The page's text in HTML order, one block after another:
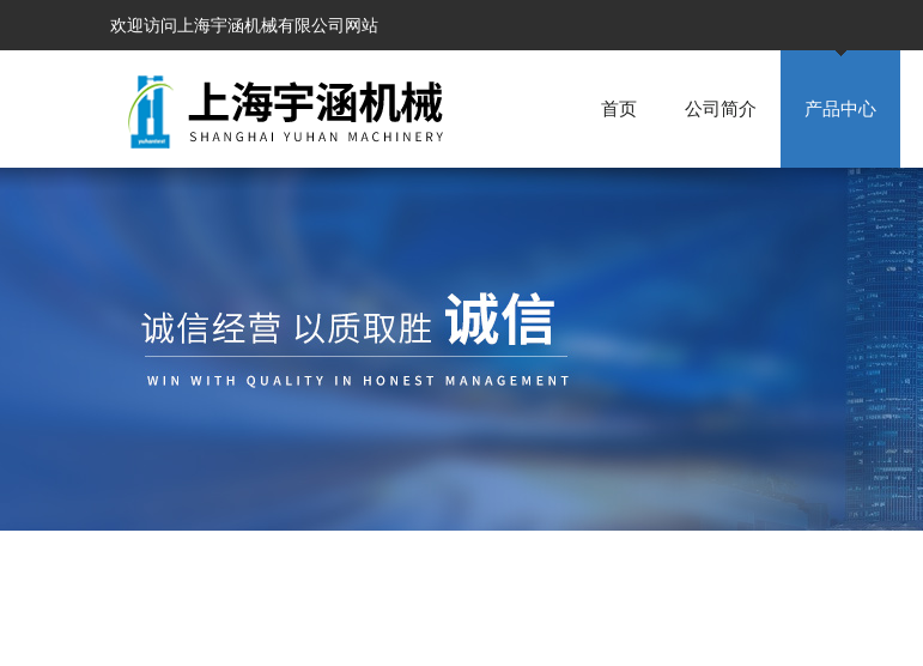
欢迎访问上海宇涵机械有限公司网站
首页 公司简介 产品中心